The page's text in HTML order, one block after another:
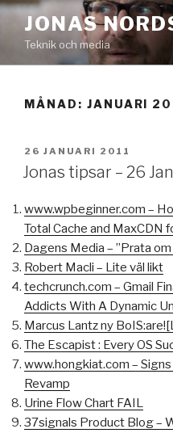
Hoppa
innehåll
JONAS
Teknik och media
MÅNAD: JANUARI
PUBLICERAT
26 JANUARI 2011
Jonas tipsar – 26
www.wpbeginner.com –
Total Cache and MaxCDN
Dagens Media – ”Prata
Robert Macli – Lite väl likt
techcrunch.com – Gmail
Addicts With A Dynamic
Marcus Lantz ny
The Escapist : Every OS
www.hongkiat.com –
Revamp
Urine Flow Chart FAIL
37signals Product Blog –